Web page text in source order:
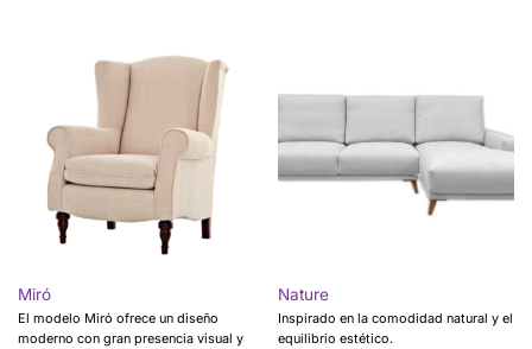
Miró
El modelo Miró ofrece un diseño
moderno con gran presencia visual y
Nature
Inspirado en la comodidad natural y el
equilibrio estético.